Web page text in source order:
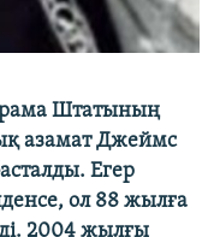
Штатының
азамат Джеймс
Егер
ол 88 жылға
2004 жылғы